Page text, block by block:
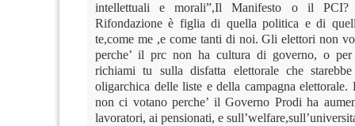
intellettuali e morali”,Il Manifesto o il PCI?
Rifondazione è figlia di quella politica e di
te,come me ,e come tanti di noi. Gli elettori non
perche’ il prc non ha cultura di governo, o
richiami tu sulla disfatta elettorale che
oligarchica delle liste e della campagna
non ci votano perche’ il Governo Prodi ha
lavoratori, ai pensionati, e